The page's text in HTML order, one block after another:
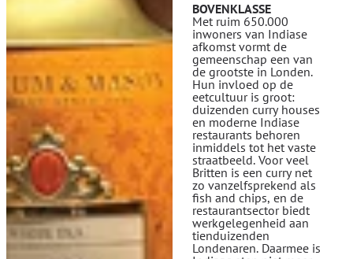
BOVENKLASSE
Met ruim 650.000
inwoners van Indiase
afkomst vormt de
gemeenschap een van
de grootste in Londen.
Hun invloed op de
eetcultuur is groot:
duizenden curry houses
en moderne Indiase
restaurants behoren
inmiddels tot het vaste
straatbeeld. Voor veel
Britten is een curry net
zo vanzelfsprekend als
fish and chips, en de
restaurantsector biedt
werkgelegenheid aan
tienduizenden
Londenaren. Daarmee is